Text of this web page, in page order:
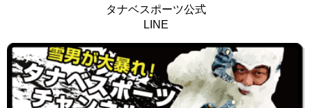
タナベスポーツ公式
LINE